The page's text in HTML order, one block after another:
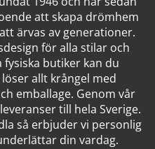
att skapa drömhem
ärvas av generationer.
för alla stilar och
butiker kan du
allt krångel med
emballage. Genom vår
till hela Sverige.
så erbjuder vi personlig
din vardag.